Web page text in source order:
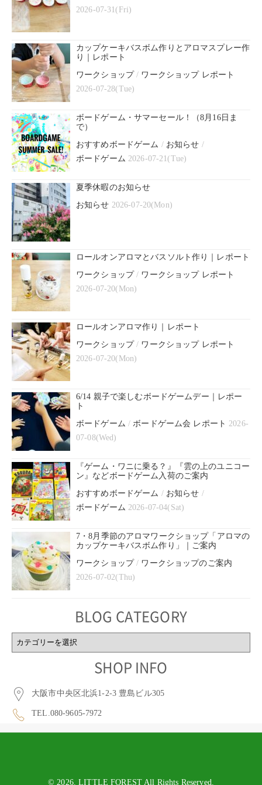
2026-07-31(Fri)
カップケーキバスボム作りとアロマスプレー作
り｜レポート
ワークショップ/ ワークショップ レポート
2026-07-28(Tue)
ボードゲーム・サマーセール！（8月16日ま
で）
おすすめボードゲーム / お知らせ /
ボードゲーム 2026-07-21(Tue)
夏季休暇のお知らせ
お知らせ 2026-07-20(Mon)
ロールオンアロマとバスソルト作り｜レポート
ワークショップ/ ワークショップ レポート
2026-07-20(Mon)
ロールオンアロマ作り｜レポート
ワークショップ/ ワークショップ レポート
2026-07-20(Mon)
6/14 親子で楽しむボードゲームデー｜レポー
ト
ボードゲーム / ボードゲーム会 レポート 2026-
07-08(Wed)
『ゲーム・ワニに乗る？』『雲の上のユニコー
ン』などボードゲーム入荷のご案内
おすすめボードゲーム / お知らせ /
ボードゲーム 2026-07-04(Sat)
7・8月季節のアロマワークショップ「アロマの
カップケーキバスボム作り」｜ご案内
ワークショップ/ ワークショップのご案内
2026-07-02(Thu)
BLOG CATEGORY
BLOG
CATEGORY
SHOP INFO
大阪市中央区北浜1-2-3 豊島ビル305
TEL.080-9605-7972
© 2026. LITTLE FOREST All Rights Reserved.